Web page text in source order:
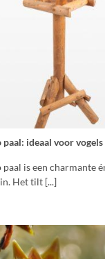
paal: ideaal voor vogels
paal is een charmante
Het tilt [...]